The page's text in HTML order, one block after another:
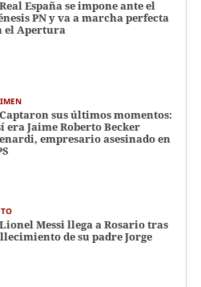
Real España se impone ante el
PN y va a marcha perfecta
el Apertura
Captaron sus últimos momentos:
era Jaime Roberto Becker
empresario asesinado en
Lionel Messi llega a Rosario tras
de su padre Jorge